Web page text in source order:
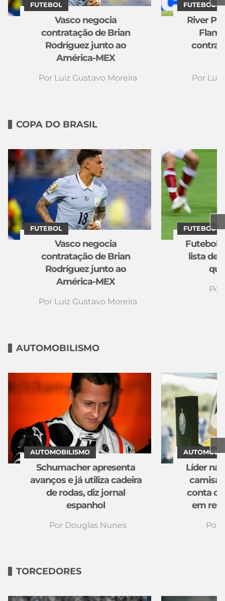
Vasco negocia
contratação de Brian
Rodríguez junto ao
América-MEX
Por Luiz Gustavo Moreira
FUTEBOL
River
Por
FUTEBOL
COPA DO BRASIL
Vasco negocia
contratação de Brian
Rodríguez junto ao
América-MEX
Por Luiz Gustavo Moreira
FUTEBOL
Futebol
lista de
Por
FUTEBOL
AUTOMOBILISMO
Schumacher apresenta
avanços e já utiliza cadeira
de rodas, diz jornal
espanhol
Por Douglas Nunes
AUTOMOBILISMO
Líder na
conta
em
Por
TORCEDORES